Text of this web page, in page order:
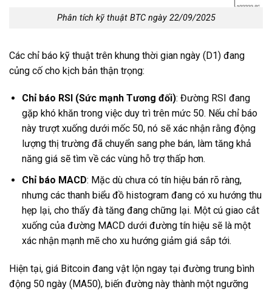
Phân tích kỹ thuật BTC ngày 22/09/2025
Các chỉ báo kỹ thuật trên khung thời gian ngày (D1) đang
củng cố cho kịch bản thận trọng:
Chỉ báo RSI (Sức mạnh Tương đối): Đường RSI đang
gặp khó khăn trong việc duy trì trên mức 50. Nếu chỉ báo
này trượt xuống dưới mốc 50, nó sẽ xác nhận rằng động
lượng thị trường đã chuyển sang phe bán, làm tăng khả
năng giá sẽ tìm về các vùng hỗ trợ thấp hơn.
Chỉ báo MACD: Mặc dù chưa có tín hiệu bán rõ ràng,
nhưng các thanh biểu đồ histogram đang có xu hướng thu
hẹp lại, cho thấy đà tăng đang chững lại. Một cú giao cắt
xuống của đường MACD dưới đường tín hiệu sẽ là một
xác nhận mạnh mẽ cho xu hướng giảm giá sắp tới.
Hiện tại, giá Bitcoin đang vật lộn ngay tại đường trung bình
động 50 ngày (MA50), biến đường này thành một ngưỡng